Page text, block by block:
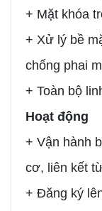
+ Mặt khóa
+ Xử lý bề
chống phai
+ Toàn bộ
Hoạt động
+ Vận hành
cơ, liên kết
+ Đăng ký